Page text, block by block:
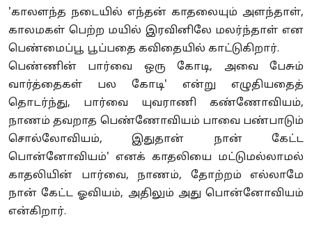
'காலளந்த நடையில் எந்தன் காதலையும் அளந்தாள்,
காலமகள் பெற்ற மயில் இரவினிலே மலர்ந்தாள் என
பெண்மைப்பூ பூப்பதை கவிதையில் காட்டுகிறார்.
பெண்ணின் பார்வை ஒரு கோடி, அவை பேசும்
வார்த்தைகள் பல கோடி' என்று எழுதியதைத்
தொடர்ந்து, பார்வை யுவராணி கண்ணோவியம்,
நாணம் தவறாத பெண்ணோவியம் பாவை பண்பாடும்
சொல்லோவியம், இதுதான் நான் கேட்ட
பொன்னோவியம்' எனக் காதலியை மட்டுமல்லாமல்
காதலியின் பார்வை, நாணம், தோற்றம் எல்லாமே
நான் கேட்ட ஓவியம், அதிலும் அது பொன்னோவியம்
என்கிறார்.